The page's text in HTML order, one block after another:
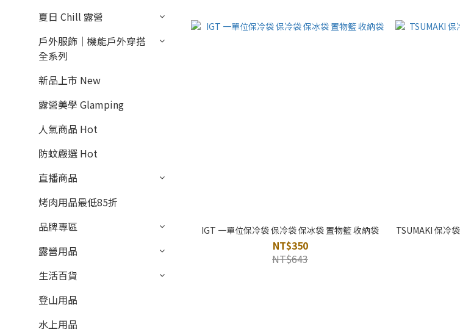
夏日 Chill 露營
戶外服飾｜機能戶外穿搭
全系列
新品上市 New
露營美學 Glamping
人氣商品 Hot
防蚊嚴選 Hot
直播商品
烤肉用品最低85折
品牌專區
露營用品
生活百貨
登山用品
水上用品
IGT 一單位保冷袋 保冷袋 保冰袋 置物籃 收納袋
NT$350
NT$643
TSUMAKI 保冷